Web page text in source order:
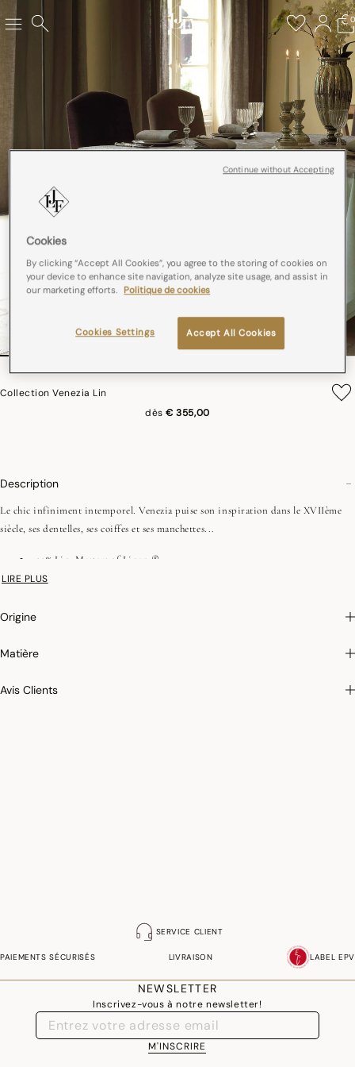
0
Collection Venezia Lin
dès € 355,00
Description
Le chic infiniment intemporel. Venezia puise son inspiration dans le XVIIème
siècle, ses dentelles, ses coiffes et ses manchettes...
100% Lin, Masters of Linen ®
Repassage facile
LIRE PLUS
Origine
Matière
Avis Clients
SERVICE CLIENT
PAIEMENTS SÉCURISÉS LIVRAISON LABEL EPV
NEWSLETTER
Inscrivez-vous à notre newsletter!
M'INSCRIRE
Cookies
By clicking “Accept All Cookies”, you agree to the storing of cookies on
your device to enhance site navigation, analyze site usage, and assist in
our marketing efforts. Politique de cookies
Accept All Cookies
Cookies Settings
Continue without Accepting